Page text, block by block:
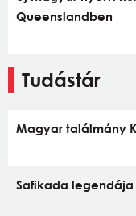
Queenslandben
Tudástár
Magyar találmány
Safikada legendája